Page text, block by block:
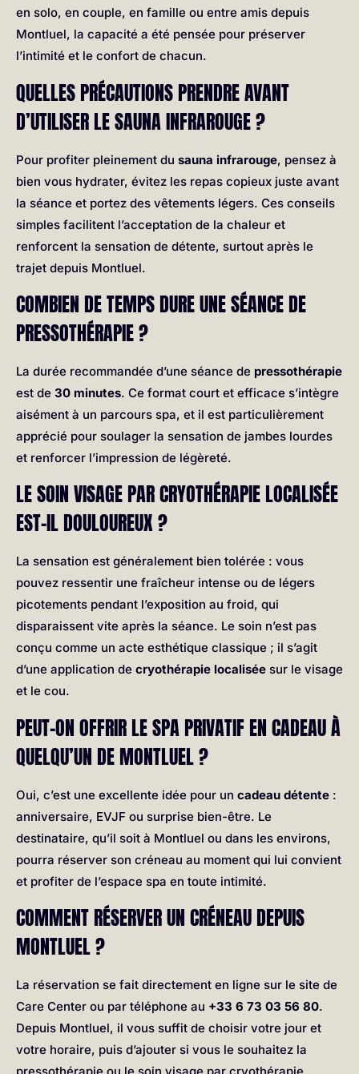
en solo, en couple, en famille ou entre amis depuis
Montluel, la capacité a été pensée pour préserver
l’intimité et le confort de chacun.
QUELLES PRÉCAUTIONS PRENDRE AVANT
D’UTILISER LE SAUNA INFRAROUGE ?
Pour profiter pleinement du sauna infrarouge, pensez à
bien vous hydrater, évitez les repas copieux juste avant
la séance et portez des vêtements légers. Ces conseils
simples facilitent l’acceptation de la chaleur et
renforcent la sensation de détente, surtout après le
trajet depuis Montluel.
COMBIEN DE TEMPS DURE UNE SÉANCE DE
PRESSOTHÉRAPIE ?
La durée recommandée d’une séance de pressothérapie
est de 30 minutes. Ce format court et efficace s’intègre
aisément à un parcours spa, et il est particulièrement
apprécié pour soulager la sensation de jambes lourdes
et renforcer l’impression de légèreté.
LE SOIN VISAGE PAR CRYOTHÉRAPIE LOCALISÉE
EST-IL DOULOUREUX ?
La sensation est généralement bien tolérée : vous
pouvez ressentir une fraîcheur intense ou de légers
picotements pendant l’exposition au froid, qui
disparaissent vite après la séance. Le soin n’est pas
conçu comme un acte esthétique classique ; il s’agit
d’une application de cryothérapie localisée sur le visage
et le cou.
PEUT-ON OFFRIR LE SPA PRIVATIF EN CADEAU À
QUELQU’UN DE MONTLUEL ?
Oui, c’est une excellente idée pour un cadeau détente :
anniversaire, EVJF ou surprise bien-être. Le
destinataire, qu’il soit à Montluel ou dans les environs,
pourra réserver son créneau au moment qui lui convient
et profiter de l’espace spa en toute intimité.
COMMENT RÉSERVER UN CRÉNEAU DEPUIS
MONTLUEL ?
La réservation se fait directement en ligne sur le site de
Care Center ou par téléphone au +33 6 73 03 56 80.
Depuis Montluel, il vous suffit de choisir votre jour et
votre horaire, puis d’ajouter si vous le souhaitez la